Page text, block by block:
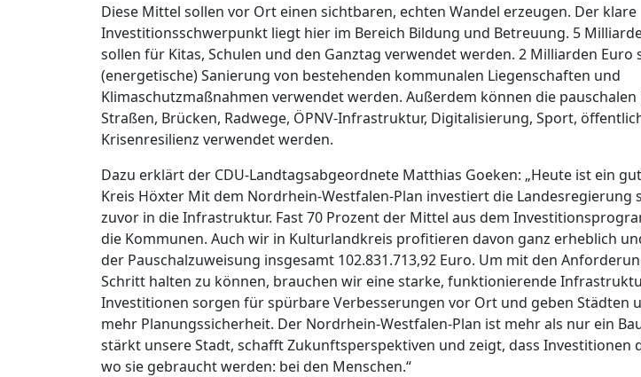
Diese Mittel sollen vor Ort einen sichtbaren, echten Wandel erzeugen. Der klare
Investitionsschwerpunkt liegt hier im Bereich Bildung und Betreuung. 5
sollen für Kitas, Schulen und den Ganztag verwendet werden. 2 Milliarden Euro
(energetische) Sanierung von bestehenden kommunalen Liegenschaften und
Klimaschutzmaßnahmen verwendet werden. Außerdem können die
Straßen, Brücken, Radwege, ÖPNV-Infrastruktur, Digitalisierung, Sport,
Krisenresilienz verwendet werden.
Dazu erklärt der CDU-Landtagsabgeordnete Matthias Goeken: „Heute ist ein
Kreis Höxter Mit dem Nordrhein-Westfalen-Plan investiert die Landesregierung
zuvor in die Infrastruktur. Fast 70 Prozent der Mittel aus dem
die Kommunen. Auch wir in Kulturlandkreis profitieren davon ganz erheblich
der Pauschalzuweisung insgesamt 102.831.713,92 Euro. Um mit den
Schritt halten zu können, brauchen wir eine starke, funktionierende
Investitionen sorgen für spürbare Verbesserungen vor Ort und geben Städten
mehr Planungssicherheit. Der Nordrhein-Westfalen-Plan ist mehr als nur ein
stärkt unsere Stadt, schafft Zukunftsperspektiven und zeigt, dass Investitionen
wo sie gebraucht werden: bei den Menschen.“